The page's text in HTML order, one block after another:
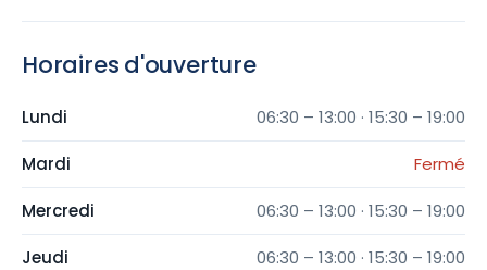
Horaires d'ouverture
Lundi 06:30 – 13:00 · 15:30 – 19:00
Mardi Fermé
Mercredi 06:30 – 13:00 · 15:30 – 19:00
Jeudi 06:30 – 13:00 · 15:30 – 19:00